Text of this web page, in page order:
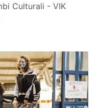
Culturali - VIK